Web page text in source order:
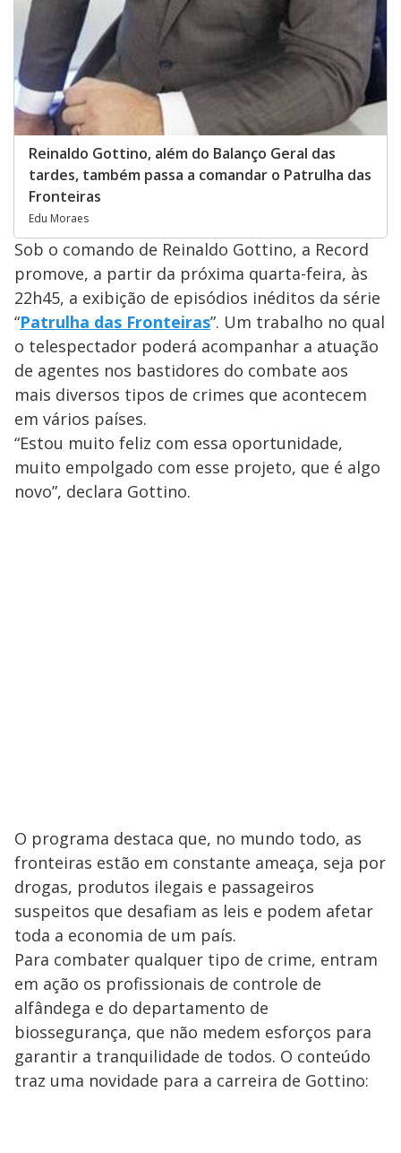
Reinaldo Gottino, além do Balanço Geral das
tardes, também passa a comandar o Patrulha das
Fronteiras
Edu Moraes
Sob o comando de Reinaldo Gottino, a Record
promove, a partir da próxima quarta-feira, às
22h45, a exibição de episódios inéditos da série
“Patrulha das Fronteiras”. Um trabalho no qual
o telespectador poderá acompanhar a atuação
de agentes nos bastidores do combate aos
mais diversos tipos de crimes que acontecem
em vários países.
“Estou muito feliz com essa oportunidade,
muito empolgado com esse projeto, que é algo
novo”, declara Gottino.
O programa destaca que, no mundo todo, as
fronteiras estão em constante ameaça, seja por
drogas, produtos ilegais e passageiros
suspeitos que desafiam as leis e podem afetar
toda a economia de um país.
Para combater qualquer tipo de crime, entram
em ação os profissionais de controle de
alfândega e do departamento de
biossegurança, que não medem esforços para
garantir a tranquilidade de todos. O conteúdo
traz uma novidade para a carreira de Gottino: